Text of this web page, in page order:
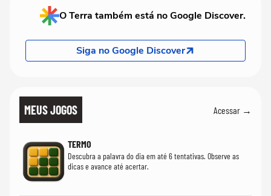
O Terra também está no Google Discover.
Siga no Google Discover
MEUS JOGOS Acessar →
TERMO
Descubra a palavra do dia em até 6 tentativas. Observe as
dicas e avance até acertar.